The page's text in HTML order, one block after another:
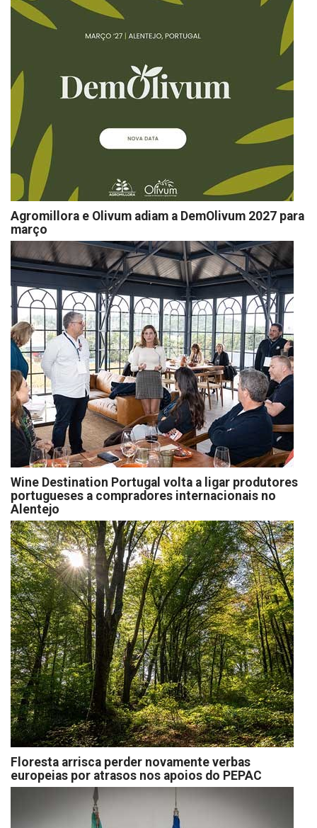
Agromillora e Olivum adiam a DemOlivum 2027 para
março
Wine Destination Portugal volta a ligar produtores
portugueses a compradores internacionais no
Alentejo
Floresta arrisca perder novamente verbas
europeias por atrasos nos apoios do PEPAC